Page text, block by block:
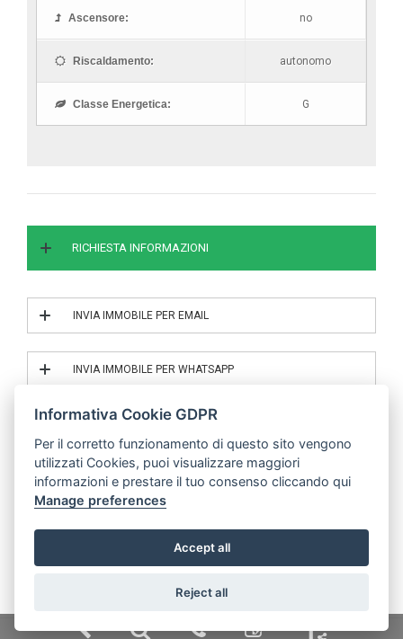
Ascensore: no
Riscaldamento: autonomo
Classe Energetica: G
RICHIESTA INFORMAZIONI
INVIA IMMOBILE PER EMAIL
INVIA IL RIF. 4/222
INVIA IMMOBILE PER WHATSAPP
INVIA IL RIF. 4/222
© | P.IVA 04683000485
Mobile Application v.2019 -
Informativa Cookie GDPR
Per il corretto funzionamento di questo sito vengono
utilizzati Cookies, puoi visualizzare maggiori
informazioni e prestare il tuo consenso cliccando qui
Manage preferences
Accept all
Reject all